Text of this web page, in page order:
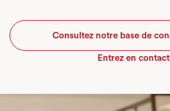
Consultez notre base de
Entrez en contact